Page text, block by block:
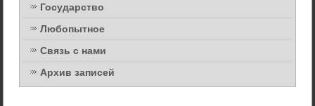
Государство
Любопытное
Связь с нами
Архив записей